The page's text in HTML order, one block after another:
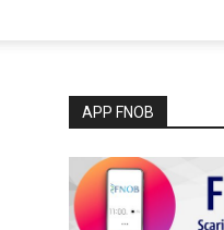
APP FNOB